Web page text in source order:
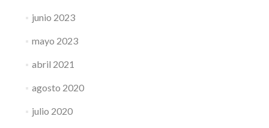
junio 2023
mayo 2023
abril 2021
agosto 2020
julio 2020